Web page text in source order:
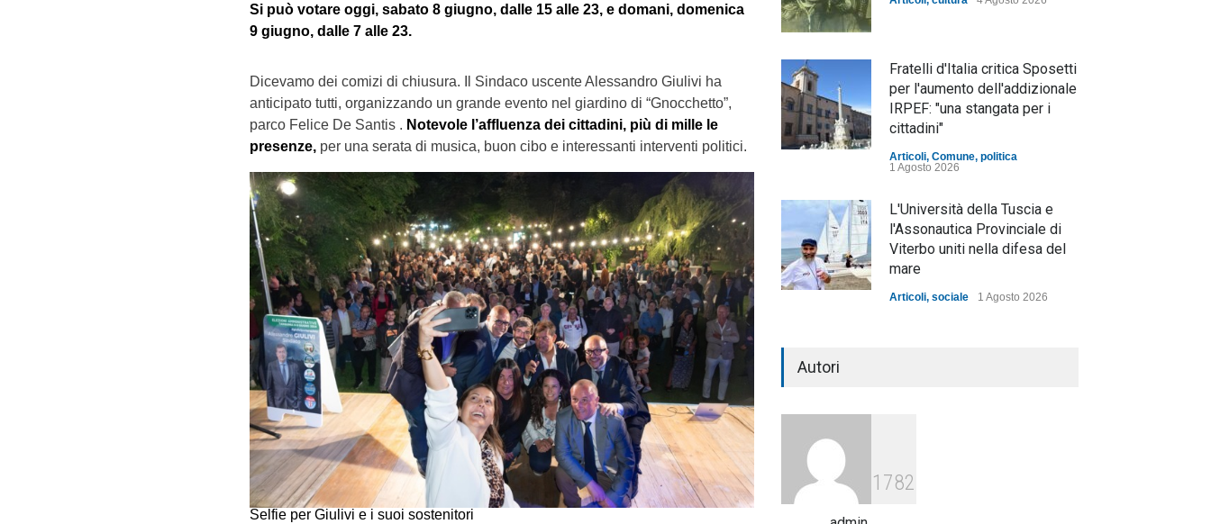
Si può votare oggi, sabato 8 giugno, dalle 15 alle 23, e domani, domenica
9 giugno, dalle 7 alle 23.
Dicevamo dei comizi di chiusura. Il Sindaco uscente Alessandro Giulivi ha
anticipato tutti, organizzando un grande evento nel giardino di “Gnocchetto”,
parco Felice De Santis . Notevole l’affluenza dei cittadini, più di mille le
presenze, per una serata di musica, buon cibo e interessanti interventi politici.
Selfie per Giulivi e i suoi sostenitori
Fratelli d'Italia critica Sposetti
per l'aumento dell'addizionale
IRPEF: "una stangata per i
cittadini"
Articoli, Comune, politica
1 Agosto 2026
L'Università della Tuscia e
l'Assonautica Provinciale di
Viterbo uniti nella difesa del
mare
Articoli, sociale 1 Agosto 2026
arrivano i pagamenti PAC, la
soddisfazione del Ministro
Autori
1782